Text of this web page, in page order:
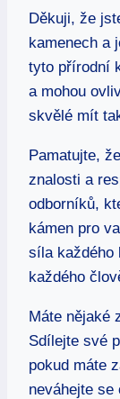
Děkuji, že
kamenech a
tyto přírodní
a mohou
skvělé mít
Pamatujte,
znalosti a
odborníků,
kámen pro
síla každého
každého
Máte nějaké
Sdílejte své
pokud máte
neváhejte se